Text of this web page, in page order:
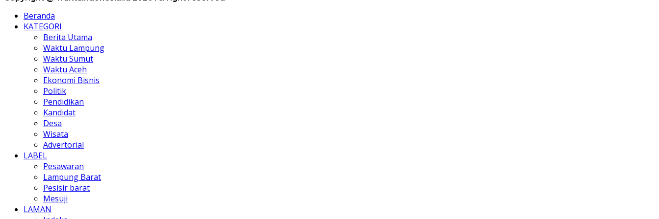
Beranda
KATEGORI
Berita Utama
Waktu Lampung
Waktu Sumut
Waktu Aceh
Ekonomi Bisnis
Politik
Pendidikan
Kandidat
Desa
Wisata
Advertorial
LABEL
Pesawaran
Lampung Barat
Pesisir barat
Mesuji
LAMAN